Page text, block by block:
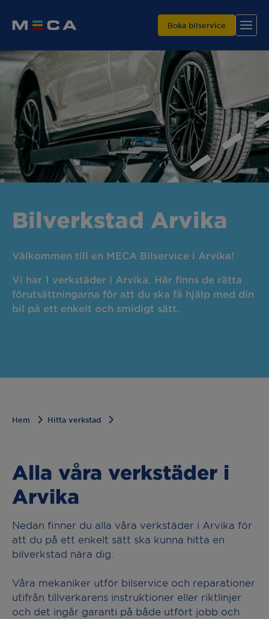
Hitta din verkstad
Våra tjänster
Varför MECA?
Boka bilservice
Bilverkstad Arvika
Välkommen till en MECA Bilservice i Arvika!
Vi har 1 verkstäder i Arvika. Här finns de rätta
förutsättningarna för att du ska få hjälp med din
bil på ett enkelt och smidigt sätt.
Hem Hitta verkstad
Alla våra verkstäder i
Arvika
Nedan finner du alla våra verkstäder i Arvika för
att du på ett enkelt sätt ska kunna hitta en
bilverkstad nära dig.
Våra mekaniker utför bilservice och reparationer
utifrån tillverkarens instruktioner eller riktlinjer
och det ingår garanti på både utfört jobb och